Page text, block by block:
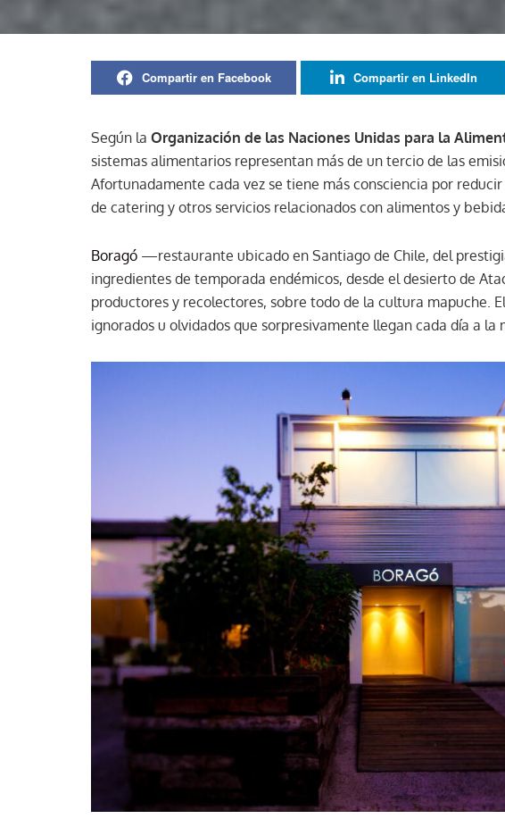
Compartir en Facebook Compartir en LinkedIn
Según la Organización de las Naciones Unidas para la
sistemas alimentarios representan más de un tercio de las
Afortunadamente cada vez se tiene más consciencia por
de catering y otros servicios relacionados con alimentos y
Boragó —restaurante ubicado en Santiago de Chile, del
ingredientes de temporada endémicos, desde el desierto de
productores y recolectores, sobre todo de la cultura mapuche.
ignorados u olvidados que sorpresivamente llegan cada día a la